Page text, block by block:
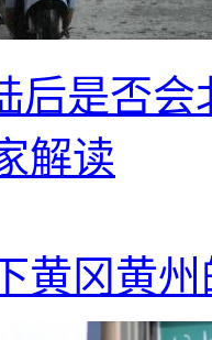
后是否
解读
黄冈黄